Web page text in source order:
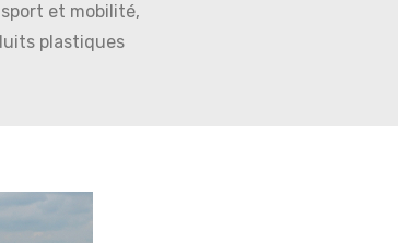
et mobilité,
plastiques